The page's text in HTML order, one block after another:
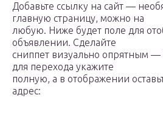
Добавьте ссылку на сайт —
главную страницу, можно на
любую. Ниже будет поле для
объявлении. Сделайте
сниппет визуально опрятным
для перехода укажите
полную, а в отображении
адрес: